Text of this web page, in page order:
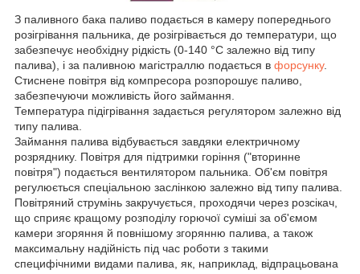
З паливного бака паливо подається в камеру попереднього
розігрівання пальника, де розігрівається до температури, що
забезпечує необхідну рідкість (0-140 °C залежно від типу
палива), і за паливною магістраллю подається в форсунку.
Стиснене повітря від компресора розпорошує паливо,
забезпечуючи можливість його займання.
Температура підігрівання задається регулятором залежно від
типу палива.
Займання палива відбувається завдяки електричному
розряднику. Повітря для підтримки горіння ("вторинне
повітря") подається вентилятором пальника. Об'єм повітря
регулюється спеціальною заслінкою залежно від типу палива.
Повітряний струмінь закручується, проходячи через розсікач,
що сприяє кращому розподілу горючої суміші за об'ємом
камери згоряння й повнішому згорянню палива, а також
максимальну надійність під час роботи з такими
специфічними видами палива, як, наприклад, відпрацьована